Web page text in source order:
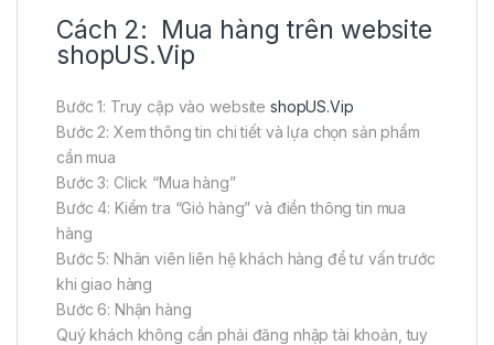
Cách 2: Mua hàng trên website
shopUS.Vip
Bước 1: Truy cập vào website shopUS.Vip
Bước 2: Xem thông tin chi tiết và lựa chọn sản phẩm
cần mua
Bước 3: Click “Mua hàng”
Bước 4: Kiểm tra “Giỏ hàng” và điền thông tin mua
hàng
Bước 5: Nhân viên liên hệ khách hàng để tư vấn trước
khi giao hàng
Bước 6: Nhận hàng
Quý khách không cần phải đăng nhập tài khoản, tuy